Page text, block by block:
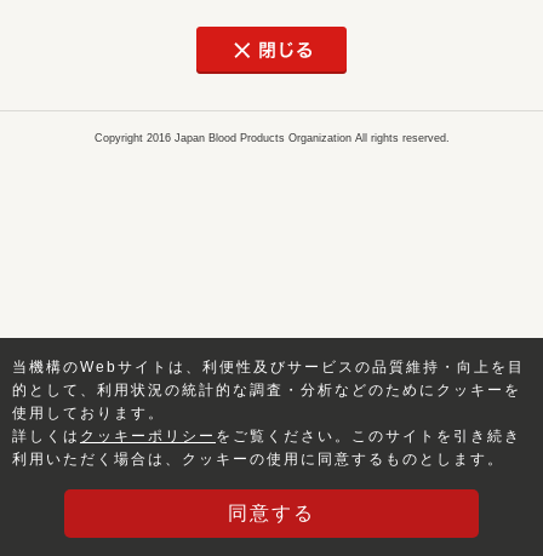
Copyright 2016 Japan Blood Products Organization All rights reserved.
当機構のWebサイトは、利便性及びサービスの品質維持・向上を目
的として、利用状況の統計的な調査・分析などのためにクッキーを
使用しております。
詳しくは クッキーポリシー をご覧ください。このサイトを引き続き
利用いただく場合は、クッキーの使用に同意するものとします。
同意する